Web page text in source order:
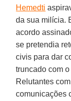
Hemedti
da sua milícia.
acordo
se pretendia
civis para dar
truncado com
Relutantes
comunicações